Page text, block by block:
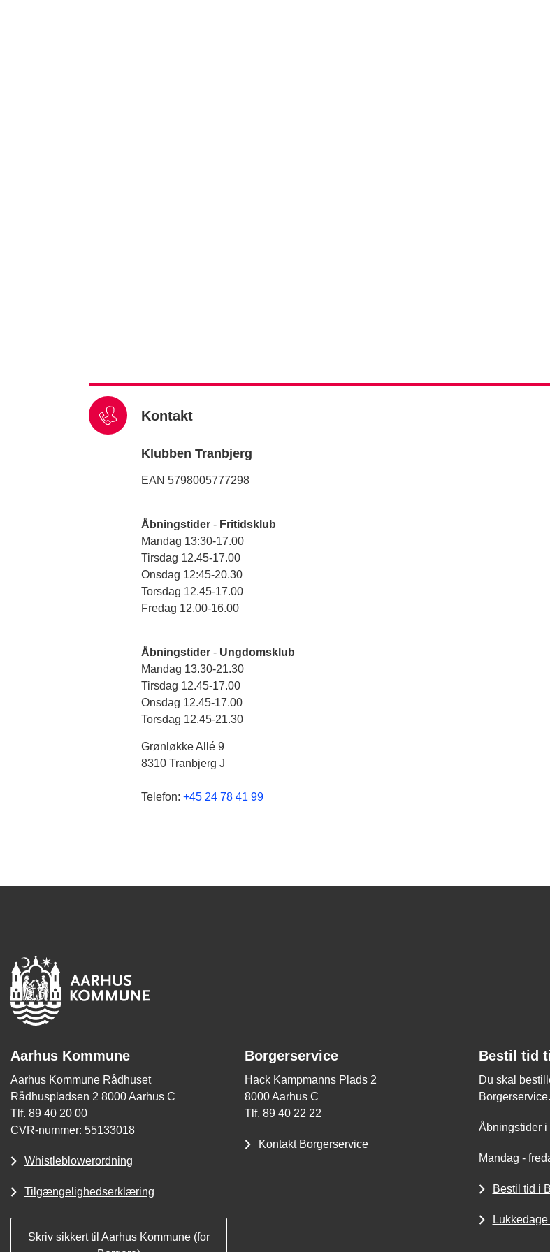
Kontakt
Klubben Tranbjerg
EAN 5798005777298
Åbningstider- Fritidsklub
Mandag 13:30-17.00
Tirsdag 12.45-17.00
Onsdag 12:45-20.30
Torsdag 12.45-17.00
Fredag 12.00-16.00
Åbningstider- Ungdomsklub
Mandag 13.30-21.30
Tirsdag 12.45-17.00
Onsdag 12.45-17.00
Torsdag 12.45-21.30
Grønløkke Allé 9
8310 Tranbjerg J
Telefon: +45 24 78 41 99
Aarhus Kommune
Aarhus Kommune Rådhuset
Rådhuspladsen 2 8000 Aarhus C
Tlf. 89 40 20 00
CVR-nummer: 55133018
Whistleblowerordning
Tilgængelighedserklæring
Skriv sikkert til Aarhus Kommune (for
Borgerservice
Hack Kampmanns Plads 2
8000 Aarhus C
Tlf. 89 40 22 22
Kontakt Borgerservice
Bestil tid
Du skal
Borgerservice.
Åbningstider i
Mandag -
Bestil tid i